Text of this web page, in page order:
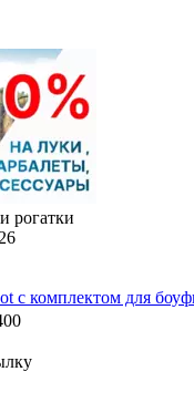
рогатки
с комплектом для